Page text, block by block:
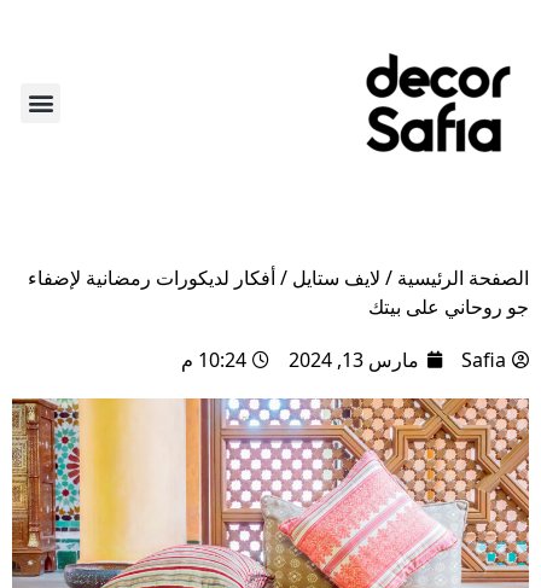
الصفحة الرئيسية / لايف ستايل /أفكار لديكورات رمضانية لإضفاء
جو روحاني على بيتك
Safia
مارس 13, 2024 10:24 م